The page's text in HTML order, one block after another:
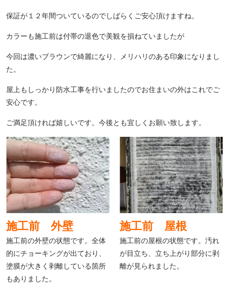
保証が１２年間ついているのでしばらくご安心頂けますね。
カラーも施工前は付帯の退色で美観を損ねていましたが
今回は濃いブラウンで綺麗になり、メリハリのある印象になりまし
た。
屋上もしっかり防水工事を行いましたのでお住まいの外はこれでご
安心です。
ご満足頂ければ嬉しいです。今後とも宜しくお願い致します。
施工前 外壁
施工前の外壁の状態です。全体
的にチョーキングが出ており、
塗膜が大きく剥離している箇所
もありました。
施工前 屋根
施工前の屋根の状態です。汚れ
が目立ち、立ち上がり部分に剥
離が見られました。